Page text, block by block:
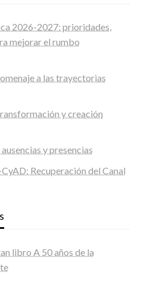
2026-2027: prioridades,
mejorar el rumbo
a las trayectorias
y creación
y presencias
Recuperación del Canal
libro A 50 años de la